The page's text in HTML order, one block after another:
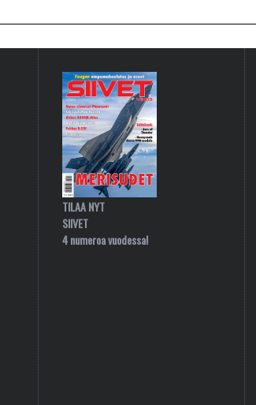
TILAA NYT
SIIVET
4 numeroa vuodessa!